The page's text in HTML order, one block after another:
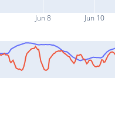
Jun 8 Jun 10